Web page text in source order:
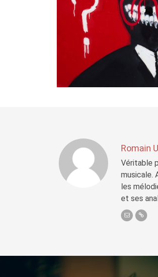
Romain
Véritable
musicale.
les
et ses